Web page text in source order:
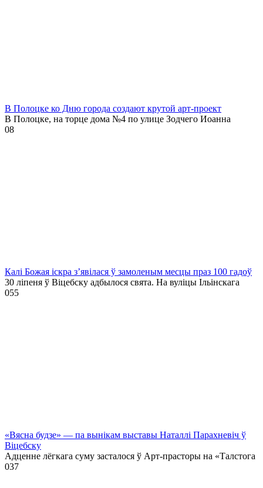
В Полоцке ко Дню города создают крутой арт-проект
В Полоцке, на торце дома №4 по улице Зодчего Иоанна
08
Калі Божая іскра з’явілася ў замоленым месцы праз 100 гадоў
30 ліпеня ў Віцебску адбылося свята. На вуліцы Ільінскага
055
«Вясна будзе» — па вынікам выставы Наталлі Парахневіч ў
Віцебску
Адценне лёгкага суму засталося ў Арт-прасторы на «Талстога
037